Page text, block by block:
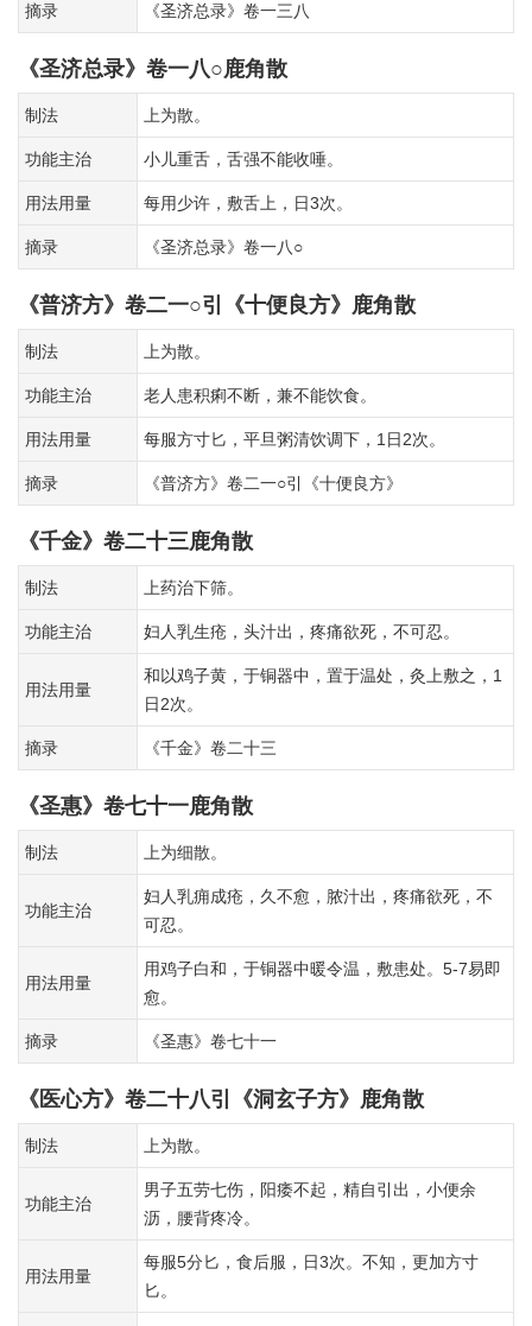
摘录 《圣济总录》卷一三八
《圣济总录》卷一八○鹿角散
制法 上为散。
功能主治 小儿重舌，舌强不能收唾。
用法用量 每用少许，敷舌上，日3次。
摘录 《圣济总录》卷一八○
《普济方》卷二一○引《十便良方》鹿角散
制法 上为散。
功能主治 老人患积痢不断，兼不能饮食。
用法用量 每服方寸匕，平旦粥清饮调下，1日2次。
摘录 《普济方》卷二一○引《十便良方》
《千金》卷二十三鹿角散
制法 上药治下筛。
功能主治 妇人乳生疮，头汁出，疼痛欲死，不可忍。
用法用量
和以鸡子黄，于铜器中，置于温处，灸上敷之，1
日2次。
摘录 《千金》卷二十三
《圣惠》卷七十一鹿角散
制法 上为细散。
功能主治
妇人乳痈成疮，久不愈，脓汁出，疼痛欲死，不
可忍。
用法用量
用鸡子白和，于铜器中暖令温，敷患处。5-7易即
愈。
摘录 《圣惠》卷七十一
《医心方》卷二十八引《洞玄子方》鹿角散
制法 上为散。
功能主治
男子五劳七伤，阳痿不起，精自引出，小便余
沥，腰背疼冷。
用法用量
每服5分匕，食后服，日3次。不知，更加方寸
匕。